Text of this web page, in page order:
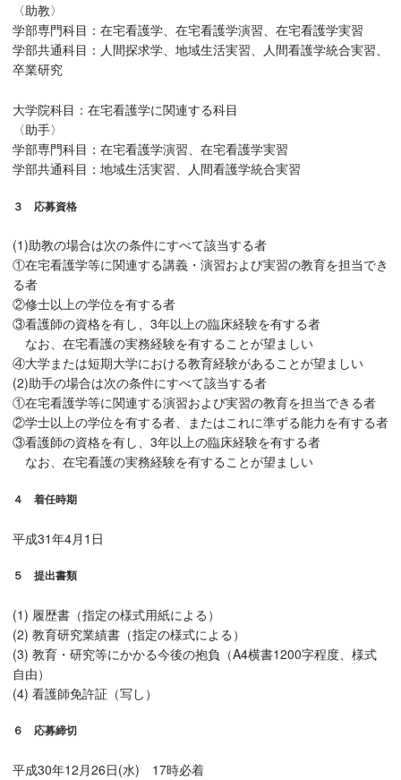
〈助教〉
学部専門科目：在宅看護学、在宅看護学演習、在宅看護学実習
学部共通科目：人間探求学、地域生活実習、人間看護学統合実習、
卒業研究
大学院科目：在宅看護学に関連する科目
〈助手〉
学部専門科目：在宅看護学演習、在宅看護学実習
学部共通科目：地域生活実習、人間看護学統合実習
３ 応募資格
(1)助教の場合は次の条件にすべて該当する者
①在宅看護学等に関連する講義・演習および実習の教育を担当でき
る者
②修士以上の学位を有する者
③看護師の資格を有し、3年以上の臨床経験を有する者
なお、在宅看護の実務経験を有することが望ましい
④大学または短期大学における教育経験があることが望ましい
(2)助手の場合は次の条件にすべて該当する者
①在宅看護学等に関連する演習および実習の教育を担当できる者
②学士以上の学位を有する者、またはこれに準ずる能力を有する者
③看護師の資格を有し、3年以上の臨床経験を有する者
なお、在宅看護の実務経験を有することが望ましい
４ 着任時期
平成31年4月1日
５ 提出書類
(1) 履歴書（指定の様式用紙による）
(2) 教育研究業績書（指定の様式による）
(3) 教育・研究等にかかる今後の抱負（A4横書1200字程度、様式
自由）
(4) 看護師免許証（写し）
６ 応募締切
平成30年12月26日(水) 17時必着